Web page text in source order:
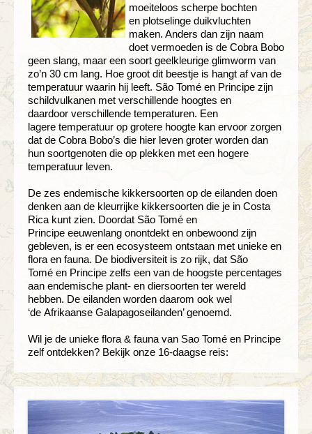
moeiteloos scherpe bochten
en plotselinge duikvluchten
maken. Anders dan zijn naam
doet vermoeden is de Cobra Bobo
geen slang, maar een soort geelkleurige glimworm van
zo’n 30 cm lang. Hoe groot dit beestje is hangt afvan de
temperatuur waarin hij leeft. São Tomé en Principe zijn
schildvulkanen met verschillende hoogtes en
daardoor verschillende temperaturen. Een
lagere temperatuur op grotere hoogte kan ervoor zorgen
dat de Cobra Bobo’s die hier leven groter worden dan
hun soortgenoten die op plekken met een hogere
temperatuur leven.
De zes endemische kikkersoorten op de eilanden doen
denken aan de kleurrijke kikkersoorten die je in Costa
Rica kunt zien. Doordat São Tomé en
Principe eeuwenlang onontdekt en onbewoond zijn
gebleven, is er een ecosysteem ontstaan met unieke en
flora en fauna. De biodiversiteit is zo rijk, dat São
Tomé en Principe zelfs een van de hoogste percentages
aan endemische plant- en diersoorten ter wereld
hebben. De eilanden worden daarom ook wel
‘de Afrikaanse Galapagoseilanden’ genoemd.
Wil je de unieke flora & fauna van Sao Tomé en Principe
zelf ontdekken? Bekijk onze 16-daagse reis: